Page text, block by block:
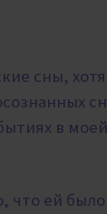
сны,
в
что ей